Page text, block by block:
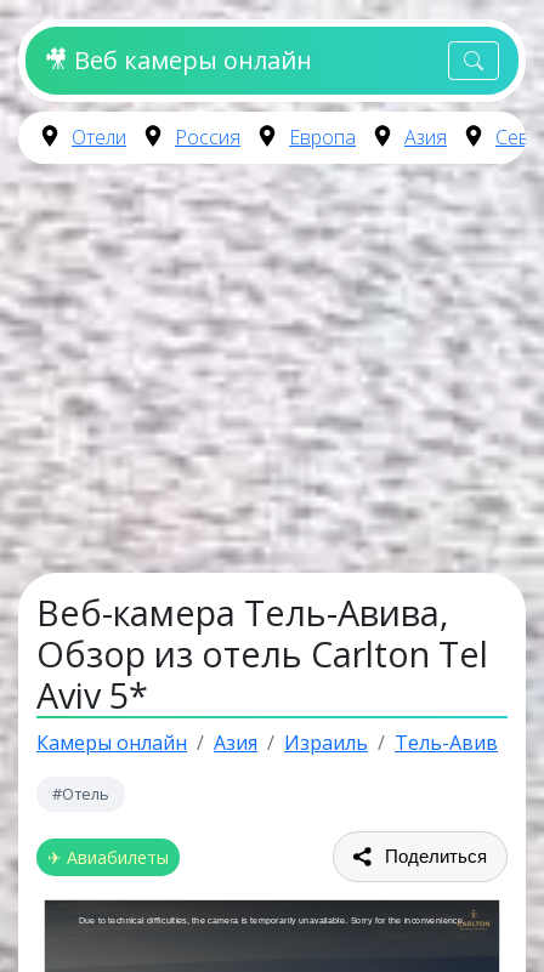
🎥 Веб камеры онлайн
Отели Россия Европа Азия
Веб-камера Тель-Авива,
Обзор из отель Carlton Tel
Aviv 5*
Камеры онлайн Азия Израиль Тель-Авив
#Отель
✈ Авиабилеты Поделиться